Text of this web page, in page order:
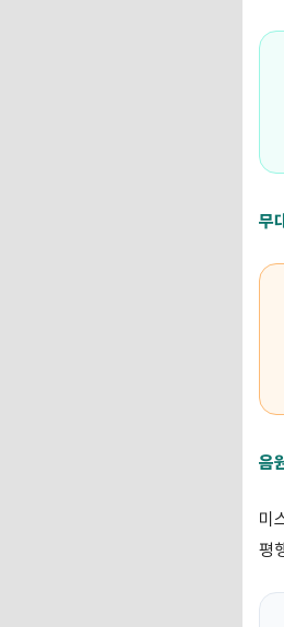
무
음
미
평